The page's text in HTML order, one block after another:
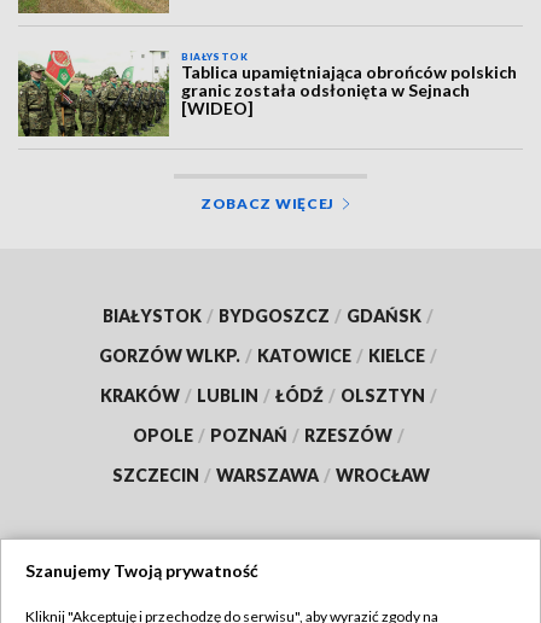
BIAŁYSTOK
Tablica upamiętniająca obrońców polskich
granic została odsłonięta w Sejnach
[WIDEO]
ZOBACZ WIĘCEJ
BIAŁYSTOK / BYDGOSZCZ / GDAŃSK /
GORZÓW WLKP. / KATOWICE / KIELCE /
KRAKÓW / LUBLIN / ŁÓDŹ / OLSZTYN /
OPOLE / POZNAŃ / RZESZÓW /
SZCZECIN / WARSZAWA / WROCŁAW
Szanujemy Twoją prywatność
Kliknij "Akceptuję i przechodzę do serwisu", aby wyrazić zgody na